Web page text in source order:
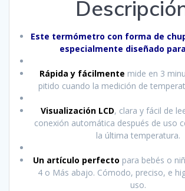
Este termómetro con forma de
especialmente diseñado
Rápida y fácilmente mide en 3
pitido cuando la medición de
Visualización LCD, clara y fácil de
conexión automática después de uso
la última temperatura.
Un artículo perfecto para bebés o
4 o Más abajo. Cómodo, preciso, e
uso.